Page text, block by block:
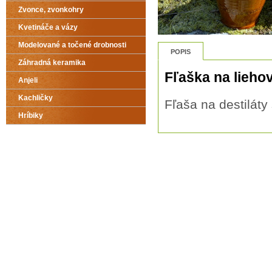
POPIS
Fľaška na
Fľaša na
Zvonce, zvonkohry
Kvetináče a vázy
Modelované a točené drobnosti
Záhradná keramika
Anjeli
Kachličky
Hríbiky